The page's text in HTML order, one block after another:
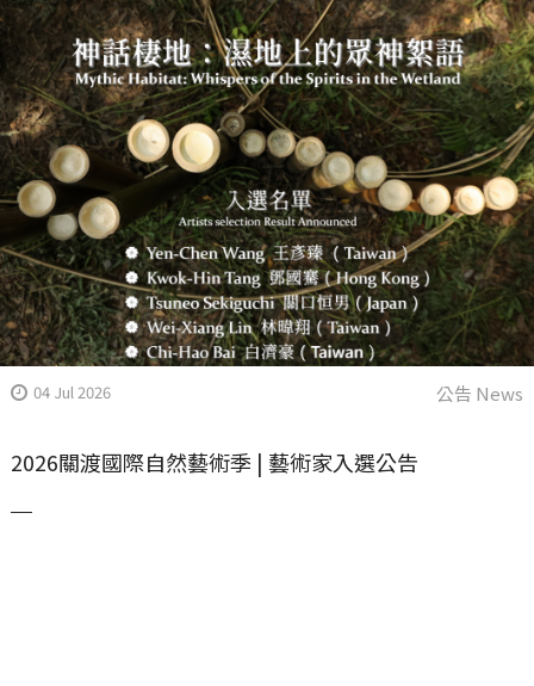
04 Jul 2026 公告 News
2026關渡國際自然藝術季 | 藝術家入選公告